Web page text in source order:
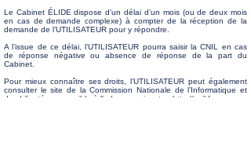
Le Cabinet ÉLIDE dispose d’un délai d’un mois (ou de deux mois
en cas de demande complexe) à compter de la réception de la
demande de l’UTILISATEUR pour y répondre.
A l’issue de ce délai, l’UTILISATEUR pourra saisir la CNIL en cas
de réponse négative ou absence de réponse de la part du
Cabinet.
Pour mieux connaître ses droits, l’UTILISATEUR peut également
consulter le site de la Commission Nationale de l’Informatique et
des Libertés, accessible à l’adresse suivante : http://cnil.fr